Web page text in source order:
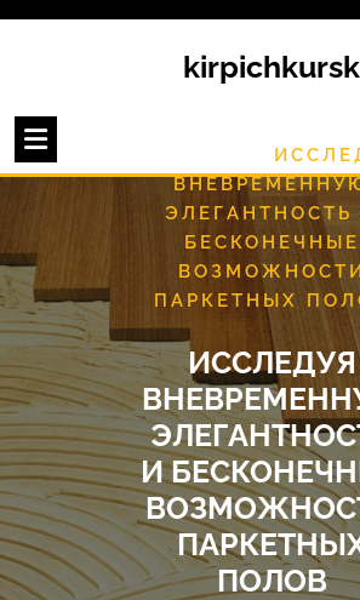
kirpichkursk
ЭЛЕГАНТНОСТЬ
БЕСКОНЕЧНЫЕ
ПАРКЕТНЫХ
ИССЛЕДУЯ
И
ПОЛОВ